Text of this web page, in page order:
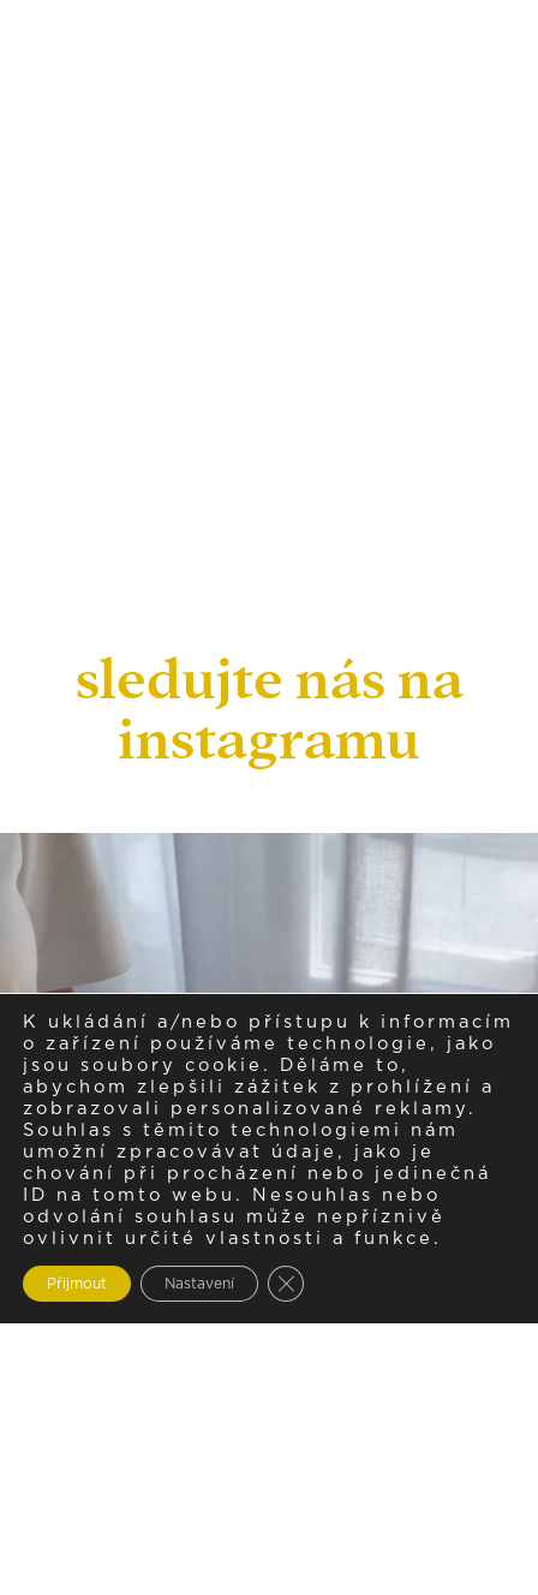
sledujte nás na
instagramu
K ukládání a/nebo přístupu k informacím
o zařízení používáme technologie, jako
jsou soubory cookie. Děláme to,
abychom zlepšili zážitek z prohlížení a
zobrazovali personalizované reklamy.
Souhlas s těmito technologiemi nám
umožní zpracovávat údaje, jako je
chování při procházení nebo jedinečná
ID na tomto webu. Nesouhlas nebo
odvolání souhlasu může nepříznivě
ovlivnit určité vlastnosti a funkce.
Přijmout Nastavení Zavřít cookie lištu GDPR